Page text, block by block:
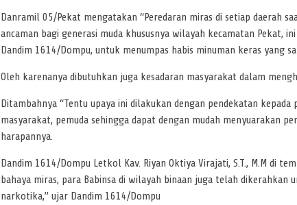
Danramil 05/Pekat mengatakan “Peredaran miras di setiap daerah
ancaman bagi generasi muda khususnya wilayah kecamatan Pekat,
Dandim 1614/Dompu, untuk menumpas habis minuman keras yang
Oleh karenanya dibutuhkan juga kesadaran masyarakat dalam
Ditambahnya “Tentu upaya ini dilakukan dengan pendekatan
masyarakat, pemuda sehingga dapat dengan mudah menyuarakan
harapannya.
Dandim 1614/Dompu Letkol Kav. Riyan Oktiya Virajati, S.T., M.M di
bahaya miras, para Babinsa di wilayah binaan juga telah dikerahkan
narkotika,” ujar Dandim 1614/Dompu